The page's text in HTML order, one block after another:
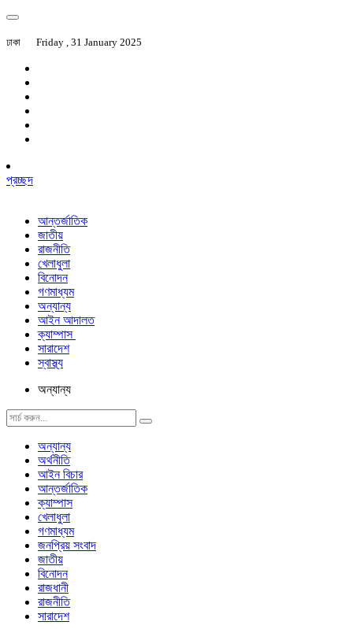
ঢাকা Friday , 31 January 2025
প্রচ্ছদ
আন্তর্জাতিক
জাতীয়
রাজনীতি
খেলাধুলা
বিনোদন
গণমাধ্যম
অন্যান্য
আইন আদালত
ক্যাম্পাস
সারাদেশ
স্বাস্থ্য
অন্যান্য
অন্যান্য
অর্থনীতি
আইন বিচার
আন্তর্জাতিক
ক্যাম্পাস
খেলাধুলা
গণমাধ্যম
জনপ্রিয় সংবাদ
জাতীয়
বিনোদন
রাজধানী
রাজনীতি
সারাদেশ